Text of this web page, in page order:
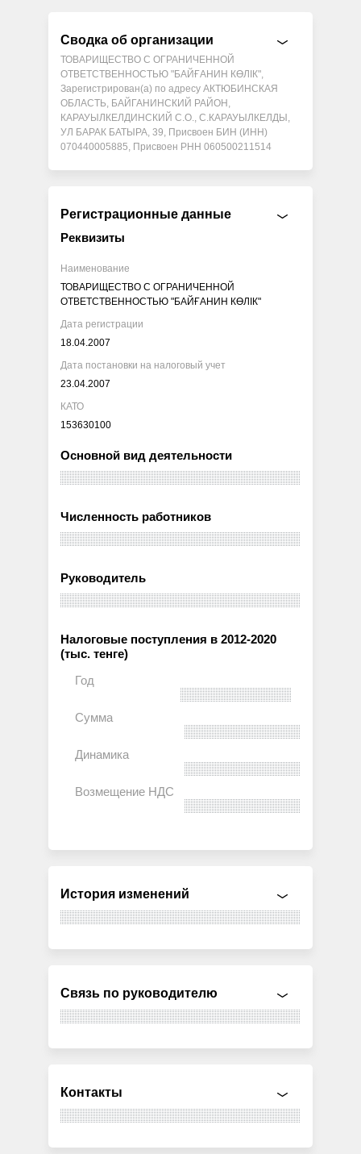
Сводка об организации
ТОВАРИЩЕСТВО С ОГРАНИЧЕННОЙ
ОТВЕТСТВЕННОСТЬЮ "БАЙҒАНИН КӨЛІК",
Зарегистрирован(а) по адресу АКТЮБИНСКАЯ
ОБЛАСТЬ, БАЙГАНИНСКИЙ РАЙОН,
КАРАУЫЛКЕЛДИНСКИЙ С.О., С.КАРАУЫЛКЕЛДЫ,
УЛ БАРАК БАТЫРА, 39, Присвоен БИН (ИНН)
070440005885, Присвоен РНН 060500211514
Регистрационные данные
Реквизиты
Наименование
ТОВАРИЩЕСТВО С ОГРАНИЧЕННОЙ
ОТВЕТСТВЕННОСТЬЮ "БАЙҒАНИН КӨЛІК"
Дата регистрации
18.04.2007
Дата постановки на налоговый учет
23.04.2007
КАТО
153630100
Основной вид деятельности
Численность работников
Руководитель
Налоговые поступления в 2012-2020
(тыс. тенге)
История изменений
Связь по руководителю
Контакты